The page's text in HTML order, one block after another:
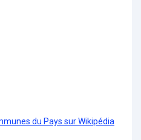
du Pays sur Wikipédia